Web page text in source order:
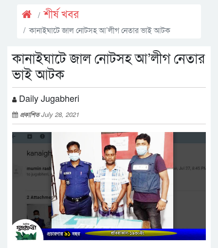
শীর্ষ খবর
কানাইঘাটে জাল নোটসহ আ’লীগ নেতার ভাই আটক
কানাইঘাটে জাল নোটসহ আ’লীগ নেতার
ভাই আটক
Daily Jugabheri
প্রকাশিতJuly 28, 2021